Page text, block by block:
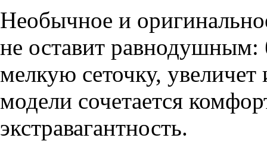
Необычное и
не оставит равнодушным:
мелкую сеточку,
модели сочетается
экстравагантность.